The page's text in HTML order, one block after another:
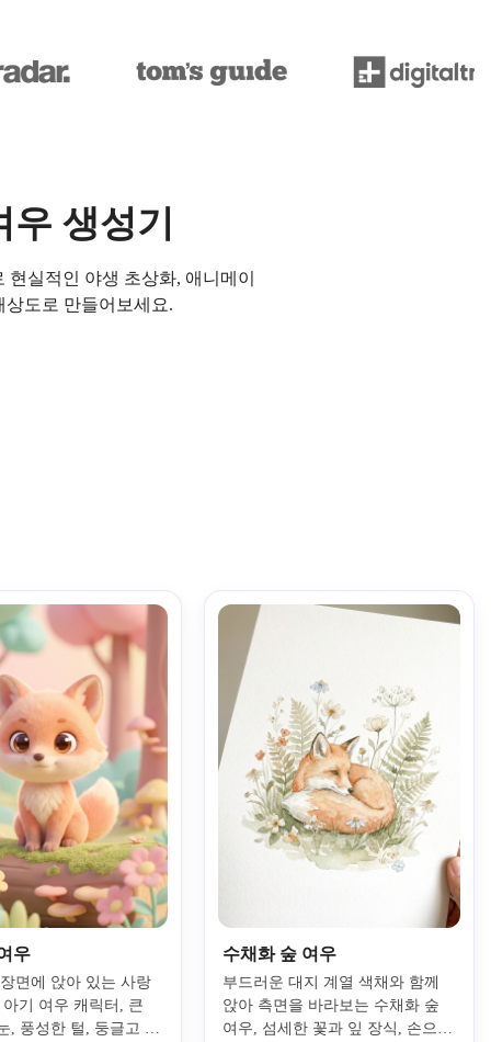
생성기
현실적인 야생 초상화, 애니메이
도로 만들어보세요.
우
면에 앉아 있는 사랑
기 여우 캐릭터, 큰
, 풍성한 털, 둥글고 귀
수채화 숲 여우
부드러운 대지 계열 색채와 함께
앉아 측면을 바라보는 수채화 숲
여우, 섬세한 꽃과 잎 장식, 손으로